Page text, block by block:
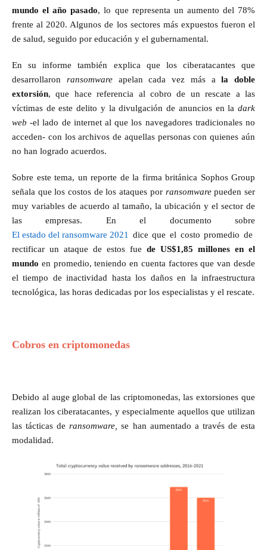
mundo el año pasado, lo que representa un aumento del 78%
frente al 2020. Algunos de los sectores más expuestos fueron el
de salud, seguido por educación y el gubernamental.
En su informe también explica que los ciberatacantes que
desarrollaron ransomware apelan cada vez más ala doble
extorsión, que hace referencia al cobro de un rescate a las
víctimas de este delito y la divulgación de anuncios en la dark
web -el lado de internet al que los navegadores tradicionales no
acceden- con los archivos de aquellas personas con quienes aún
no han logrado acuerdos.
Sobre este tema, un reporte de la firma británica Sophos Group
señala que los costos de los ataques por ransomwarepueden ser
muy variables de acuerdo al tamaño, la ubicación y el sector de
las empresas. En el documento sobre
El estado del ransomware 2021 dice que el costo promedio de
rectificar un ataque de estos fue de US$1,85 millones en el
mundo en promedio, teniendo en cuenta factores que van desde
el tiempo de inactividad hasta los daños en la infraestructura
tecnológica, las horas dedicadas por los especialistas y el rescate.
Cobros en criptomonedas
Debido al auge global de las criptomonedas, las extorsiones que
realizan los ciberatacantes, y especialmente aquellos que utilizan
las tácticas deransomware,se han aumentado a través de esta
modalidad.